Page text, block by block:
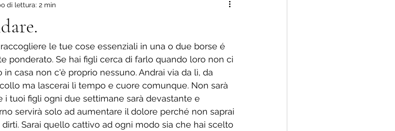
Il mio Altopiano. La famiglia rinnovata
di lettura: 2 min
le tue cose essenziali in una o due borse é
ponderato. Se hai figli cerca di farlo quando loro non ci
casa non c'è proprio nessuno. Andrai via da lì, da
ma lascerai lì tempo e cuore comunque. Non sarà
i tuoi figli ogni due settimane sarà devastante e
servirà solo ad aumentare il dolore perché non saprai
Sarai quello cattivo ad ogni modo sia che hai scelto